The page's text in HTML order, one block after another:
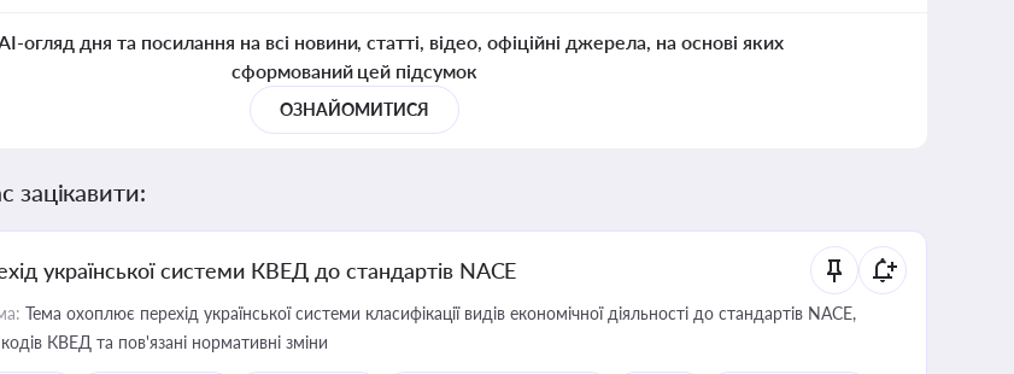
огляд дня та посилання на всі новини, статті, відео, офіційні джерела, на основі яких
сформований цей підсумок
ОЗНАЙОМИТИСЯ
зацікавити:
української системи КВЕД до стандартів NACE
Тема охоплює перехід української системи класифікації видів економічної діяльності до стандартів NACE,
КВЕД та пов'язані нормативні зміни